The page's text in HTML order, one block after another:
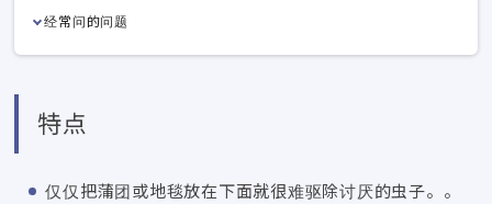
经常问的问题
特点
仅仅把蒲团或地毯放在下面就很难驱除讨厌的虫子。。